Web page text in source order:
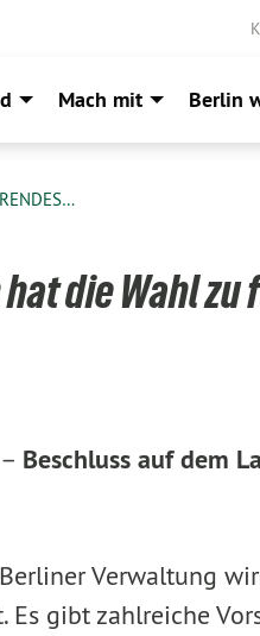
Mach mit Berlin
die Wahl
Beschluss auf dem
Verwaltung
Es gibt zahlreiche